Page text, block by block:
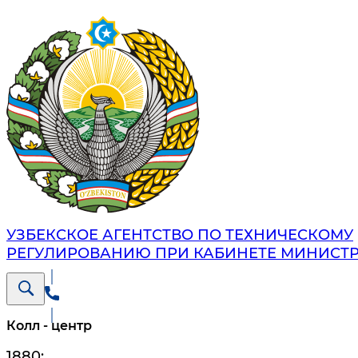
УЗБЕКСКОЕ АГЕНТСТВО ПО ТЕХНИЧЕСКОМУ
РЕГУЛИРОВАНИЮ ПРИ КАБИНЕТЕ
Колл - центр